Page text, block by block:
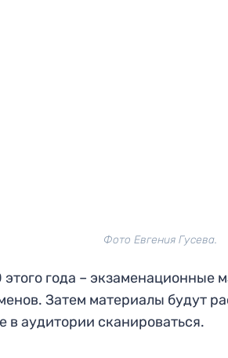
Фото Евгения Гусева.
года – экзаменационные
Затем материалы будут
в аудитории сканироваться.